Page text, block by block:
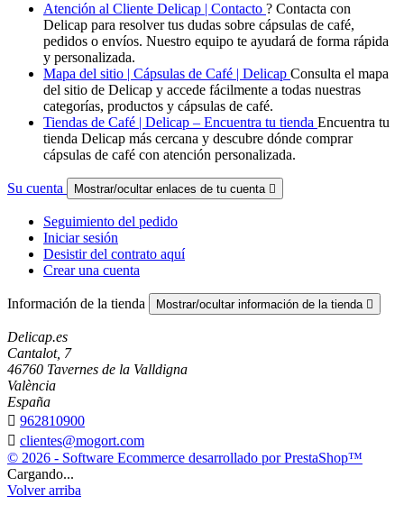
Atención al Cliente Delicap | Contacto ? Contacta con
Delicap para resolver tus dudas sobre cápsulas de café,
pedidos o envíos. Nuestro equipo te ayudará de forma rápida
y personalizada.
Mapa del sitio | Cápsulas de Café | Delicap Consulta el mapa
del sitio de Delicap y accede fácilmente a todas nuestras
categorías, productos y cápsulas de café.
Tiendas de Café | Delicap – Encuentra tu tienda Encuentra tu
tienda Delicap más cercana y descubre dónde comprar
cápsulas de café con atención personalizada.
Su cuenta Mostrar/ocultar enlaces de tu cuenta 
Seguimiento del pedido
Iniciar sesión
Desistir del contrato aquí
Crear una cuenta
Información de la tienda Mostrar/ocultar información de la tienda 
Delicap.es
Cantalot, 7
46760 Tavernes de la Valldigna
València
España
 962810900
 clientes@mogort.com
© 2026 - Software Ecommerce desarrollado por PrestaShop™
Cargando...
Volver arriba